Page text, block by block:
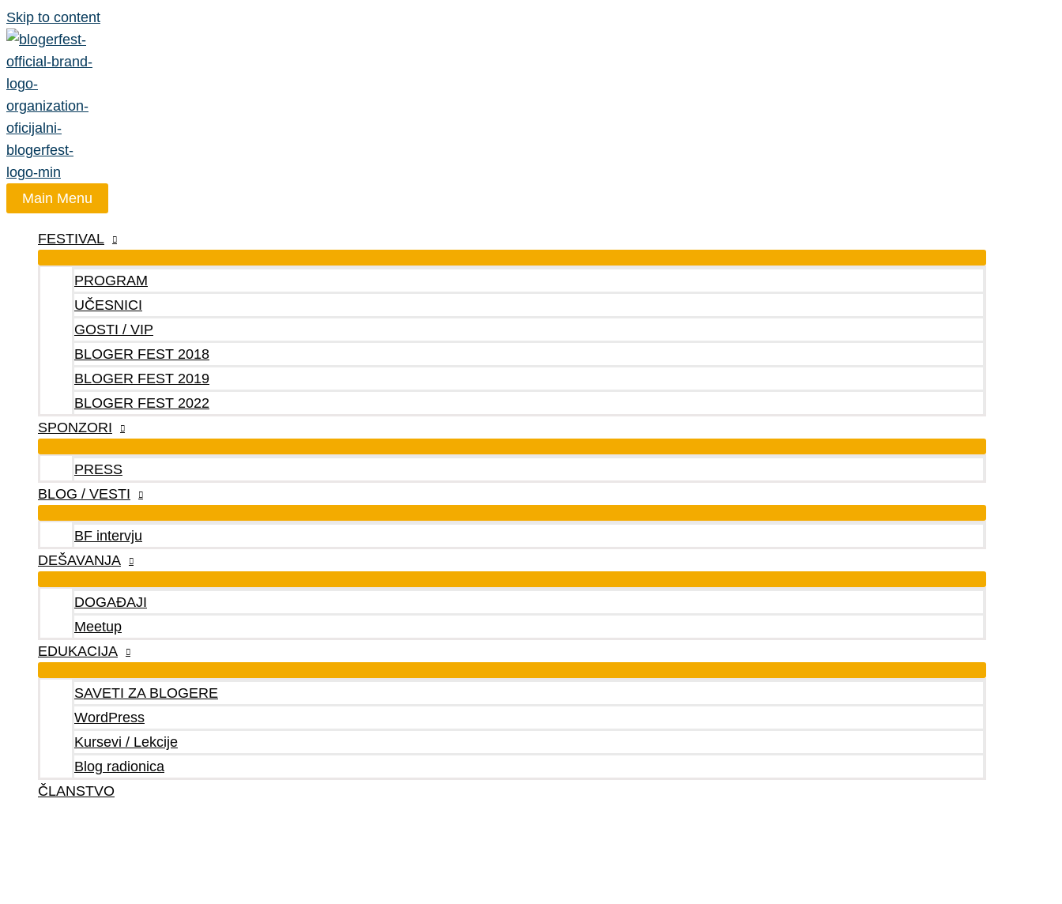
Skip to content
Main Menu
FESTIVAL
PROGRAM
UČESNICI
GOSTI / VIP
BLOGER FEST 2018
BLOGER FEST 2019
BLOGER FEST 2022
SPONZORI
PRESS
BLOG / VESTI
BF intervju
DEŠAVANJA
DOGAĐAJI
Meetup
EDUKACIJA
SAVETI ZA BLOGERE
WordPress
Kursevi / Lekcije
Blog radionica
ČLANSTVO